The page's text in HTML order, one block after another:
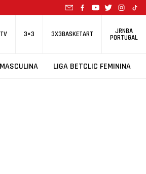
3×3 3X3BASKETART JRNBA
PORTUGAL
LIGA BETCLIC FEMININA